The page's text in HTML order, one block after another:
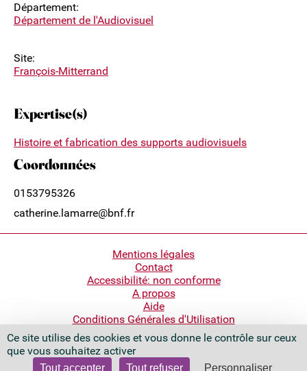
Ce site utilise des cookies et vous donne le contrôle sur ceux
que vous souhaitez activer
Tout accepter Tout refuser Personnaliser
Département:
Département de l'Audiovisuel
Site:
François-Mitterrand
Expertise(s)
Histoire et fabrication des supports audiovisuels
Coordonnées
0153795326
catherine.lamarre@bnf.fr
Mentions légales
Contact
Accessibilité: non conforme
A propos
Aide
Conditions Générales d'Utilisation
Bibliothèque nationale de France
Quai François Mauriac
75706 Paris Cedex 13 - France